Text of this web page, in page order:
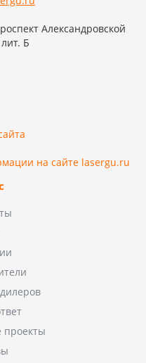
Александровской
Б
на сайте lasergu.ru